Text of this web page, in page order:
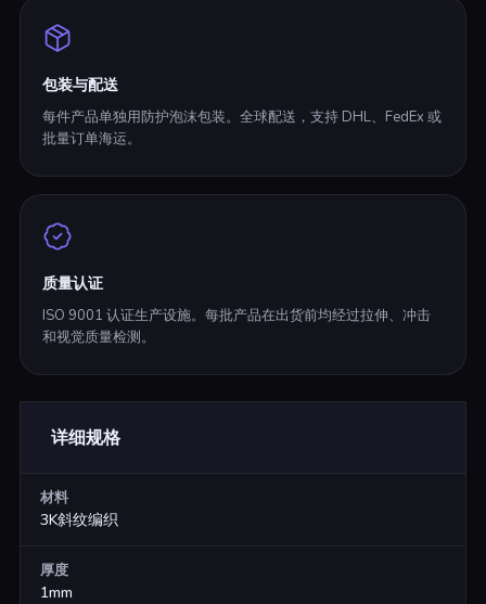
包装与配送
每件产品单独用防护泡沫包装。全球配送，支持 DHL、FedEx 或
批量订单海运。
质量认证
ISO 9001 认证生产设施。每批产品在出货前均经过拉伸、冲击
和视觉质量检测。
详细规格
材料
3K斜纹编织
厚度
1mm